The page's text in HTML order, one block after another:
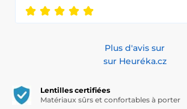
Plus d'avis sur
sur Heuréka.cz
Lentilles certifiées
Matériaux sûrs et confortables à porter